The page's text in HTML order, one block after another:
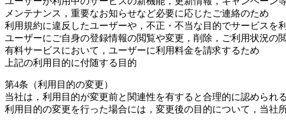
メンテナンス，重要なお知らせなど必要に応じたご連絡のため
利用規約に違反したユーザーや，不正・不当な目的でサービス
ユーザーにご自身の登録情報の閲覧や変更，削除，ご利用状況の
有料サービスにおいて，ユーザーに利用料金を請求するため
上記の利用目的に付随する目的
第4条（利用目的の変更）
当社は，利用目的が変更前と関連性を有すると合理的に認められ
利用目的の変更を行った場合には，変更後の目的について，当社